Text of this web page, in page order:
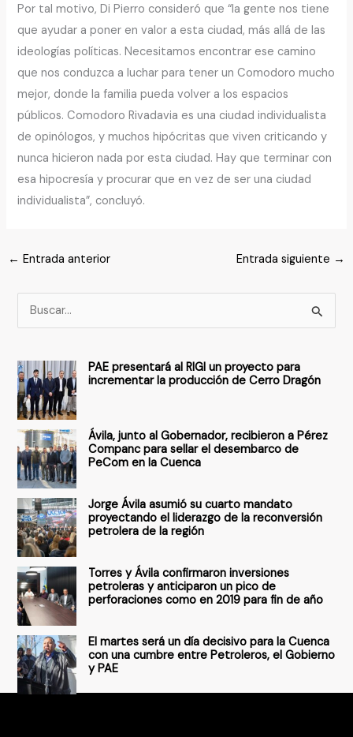
Por tal motivo, Di Pierro consideró que “la gente nos tiene
que ayudar a poner en valor a esta ciudad, más allá de las
ideologías políticas. Necesitamos encontrar ese camino
que nos conduzca a luchar para tener un Comodoro mucho
mejor, donde la familia pueda volver a los espacios
públicos. Comodoro Rivadavia es una ciudad individualista
de opinólogos, y muchos hipócritas que viven criticando y
nunca hicieron nada por esta ciudad. Hay que terminar con
esa hipocresía y procurar que en vez de ser una ciudad
individualista”, concluyó.
← Entrada anterior Entrada siguiente →
u
c
a
r
o
r
:
PAE presentará al RIGI un proyecto para
incrementar la producción de Cerro Dragón
Ávila, junto al Gobernador, recibieron a Pérez
Companc para sellar el desembarco de
PeCom en la Cuenca
Jorge Ávila asumió su cuarto mandato
proyectando el liderazgo de la reconversión
petrolera de la región
Torres y Ávila confirmaron inversiones
petroleras y anticiparon un pico de
perforaciones como en 2019 para fin de año
El martes será un día decisivo para la Cuenca
con una cumbre entre Petroleros, el Gobierno
y PAE